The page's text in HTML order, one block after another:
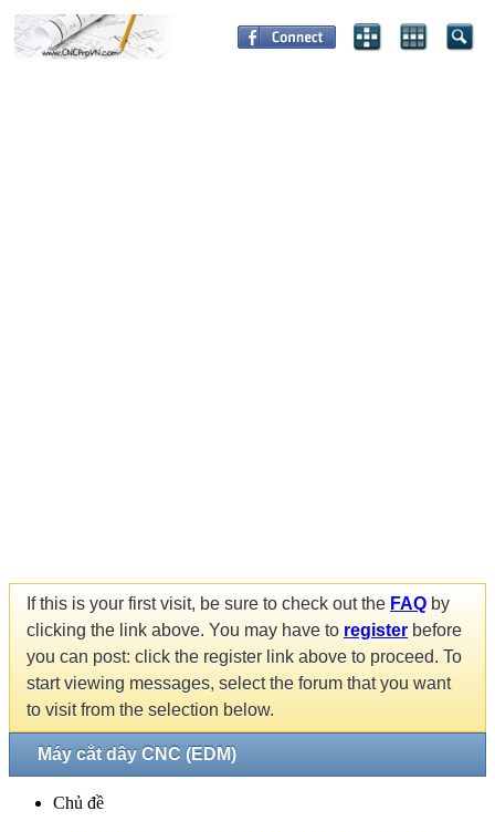
If this is your first visit, be sure to check out the FAQ by
clicking the link above. You may have to register before
you can post: click the register link above to proceed. To
start viewing messages, select the forum that you want
to visit from the selection below.
Máy cắt dây CNC (EDM)
Chủ đề